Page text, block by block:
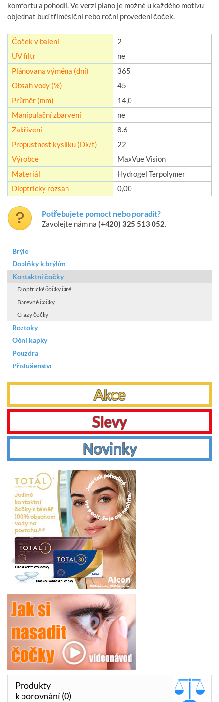
komfortu a pohodlí. Ve verzi plano je možné u každého motivu
objednat buď tříměsíční nebo roční provedení čoček.
Čoček v balení
2
UV filtr
ne
Plánovaná výměna (dní)
365
Obsah vody (%)
45
Průměr (mm)
14,0
Manipulační zbarvení
ne
Zakřivení
8.6
Propustnost kyslíku (Dk/t)
22
Výrobce
MaxVue Vision
Materiál
Hydrogel Terpolymer
Dioptrický rozsah
0,00
Potřebujete pomoct nebo poradit?
Zavolejte nám na (+420) 325 513 052.
Brýle
Doplňky k brýlím
Kontaktní čočky
Dioptrické čočky čiré
Barevné čočky
Crazy čočky
Roztoky
Oční kapky
Pouzdra
Příslušenství
Akce
Slevy
Novinky
Produkty
k porovnání (0)